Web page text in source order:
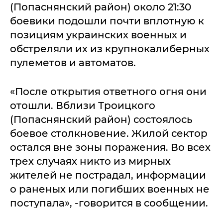
(Попаснянский район) около 21:30
боевики подошли почти вплотную к
позициям украинских военных и
обстреляли их из крупнокалиберных
пулеметов и автоматов.
«После открытия ответного огня они
отошли. Вблизи Троицкого
(Попаснянский район) состоялось
боевое столкновение. Жилой сектор
остался вне зоны поражения. Во всех
трех случаях никто из мирных
жителей не пострадал, информации
о раненых или погибших военных не
поступала», -говорится в сообщении.